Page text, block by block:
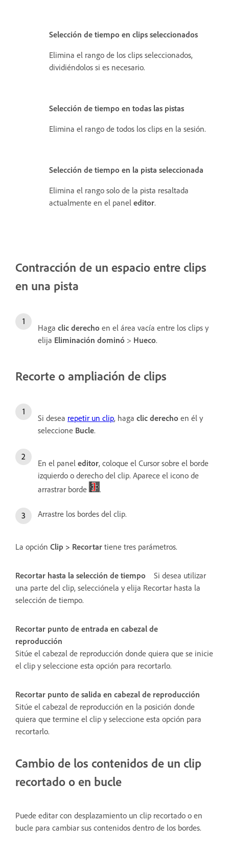
Selección de tiempo en clips seleccionados
Elimina el rango de los clips seleccionados,
dividiéndolos si es necesario.
Selección de tiempo en todas las pistas
Elimina el rango de todos los clips en la sesión.
Selección de tiempo en la pista seleccionada
Elimina el rango solo de la pista resaltada
actualmente en el panel editor.
Contracción de un espacio entre clips
en una pista
Haga clic derecho en el área vacía entre los clips y
elija Eliminación dominó > Hueco.
Recorte o ampliación de clips
Si desea repetir un clip, haga clic derecho en él y
seleccione Bucle.
En el panel editor, coloque el Cursor sobre el borde
izquierdo o derecho del clip. Aparece el icono de
arrastrar borde
.
Arrastre los bordes del clip.
La opción Clip > Recortar tiene tres parámetros.
Recortar hasta la selección de tiempo
Si desea utilizar
una parte del clip, selecciónela y elija Recortar hasta la
selección de tiempo.
Recortar punto de entrada en cabezal de
reproducción
Sitúe el cabezal de reproducción donde quiera que se inicie
el clip y seleccione esta opción para recortarlo.
Recortar punto de salida en cabezal de reproducción
Sitúe el cabezal de reproducción en la posición donde
quiera que termine el clip y seleccione esta opción para
recortarlo.
Cambio de los contenidos de un clip
recortado o en bucle
Puede editar con desplazamiento un clip recortado o en
bucle para cambiar sus contenidos dentro de los bordes.